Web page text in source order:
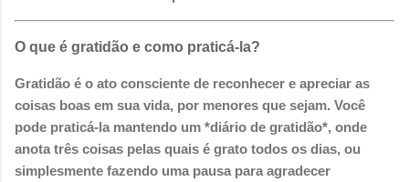
O que é gratidão e como praticá-la?
Gratidão é o ato consciente de reconhecer e apreciar as
coisas boas em sua vida, por menores que sejam. Você
pode praticá-la mantendo um *diário de gratidão*, onde
anota três coisas pelas quais é grato todos os dias, ou
simplesmente fazendo uma pausa para agradecer